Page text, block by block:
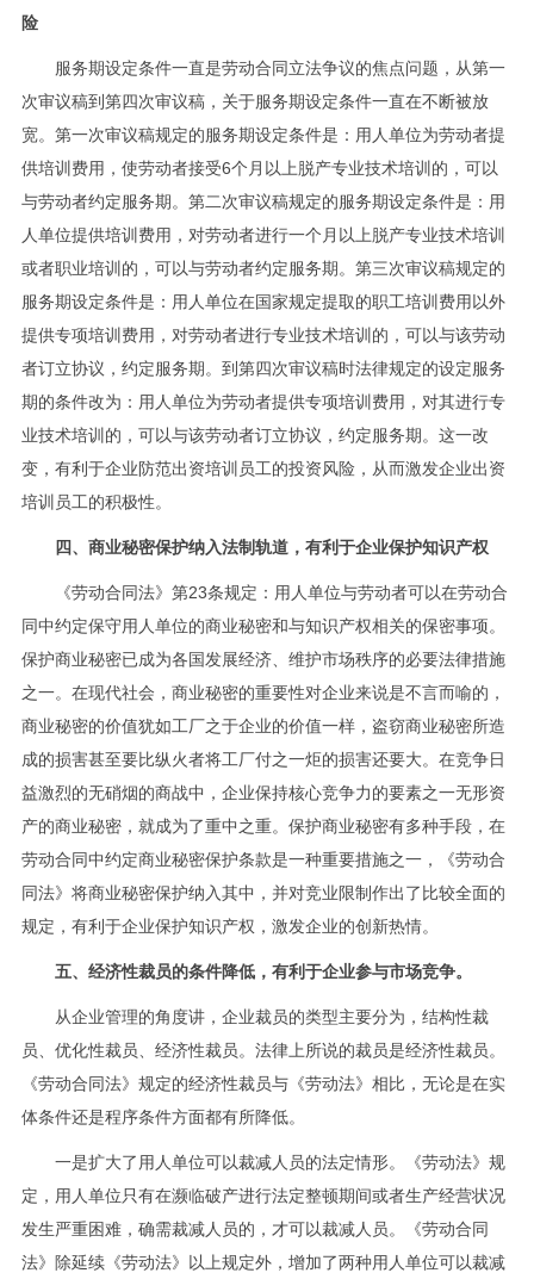
险
服务期设定条件一直是劳动合同立法争议的焦点问题，从第一
次审议稿到第四次审议稿，关于服务期设定条件一直在不断被放
宽。第一次审议稿规定的服务期设定条件是：用人单位为劳动者提
供培训费用，使劳动者接受6个月以上脱产专业技术培训的，可以
与劳动者约定服务期。第二次审议稿规定的服务期设定条件是：用
人单位提供培训费用，对劳动者进行一个月以上脱产专业技术培训
或者职业培训的，可以与劳动者约定服务期。第三次审议稿规定的
服务期设定条件是：用人单位在国家规定提取的职工培训费用以外
提供专项培训费用，对劳动者进行专业技术培训的，可以与该劳动
者订立协议，约定服务期。到第四次审议稿时法律规定的设定服务
期的条件改为：用人单位为劳动者提供专项培训费用，对其进行专
业技术培训的，可以与该劳动者订立协议，约定服务期。这一改
变，有利于企业防范出资培训员工的投资风险，从而激发企业出资
培训员工的积极性。
四、商业秘密保护纳入法制轨道，有利于企业保护知识产权
《劳动合同法》第23条规定：用人单位与劳动者可以在劳动合
同中约定保守用人单位的商业秘密和与知识产权相关的保密事项。
保护商业秘密已成为各国发展经济、维护市场秩序的必要法律措施
之一。在现代社会，商业秘密的重要性对企业来说是不言而喻的，
商业秘密的价值犹如工厂之于企业的价值一样，盗窃商业秘密所造
成的损害甚至要比纵火者将工厂付之一炬的损害还要大。在竞争日
益激烈的无硝烟的商战中，企业保持核心竞争力的要素之一无形资
产的商业秘密，就成为了重中之重。保护商业秘密有多种手段，在
劳动合同中约定商业秘密保护条款是一种重要措施之一，《劳动合
同法》将商业秘密保护纳入其中，并对竞业限制作出了比较全面的
规定，有利于企业保护知识产权，激发企业的创新热情。
五、经济性裁员的条件降低，有利于企业参与市场竞争。
从企业管理的角度讲，企业裁员的类型主要分为，结构性裁
员、优化性裁员、经济性裁员。法律上所说的裁员是经济性裁员。
《劳动合同法》规定的经济性裁员与《劳动法》相比，无论是在实
体条件还是程序条件方面都有所降低。
一是扩大了用人单位可以裁减人员的法定情形。《劳动法》规
定，用人单位只有在濒临破产进行法定整顿期间或者生产经营状况
发生严重困难，确需裁减人员的，才可以裁减人员。《劳动合同
法》除延续《劳动法》以上规定外，增加了两种用人单位可以裁减